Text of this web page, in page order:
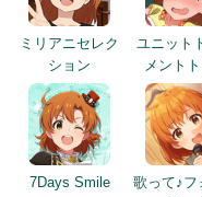
ミリアニセレク
ション
ユニット
メント
7Days Smile
歌って♪フ